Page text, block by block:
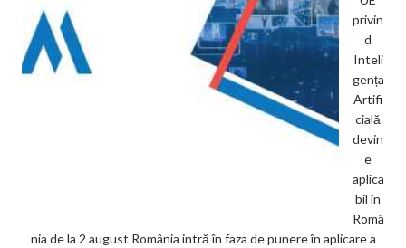
privin
d
Inteli
gența
Artifi
cială
devin
e
aplica
bil în
Româ
nia de la 2 august România intră în faza de punere în aplicare a